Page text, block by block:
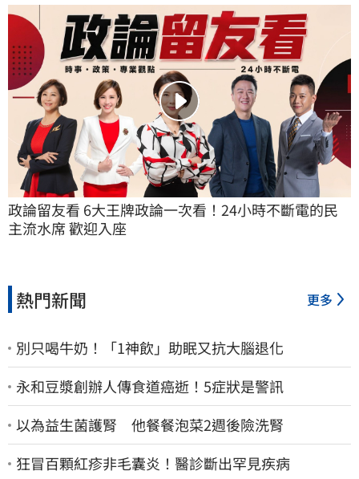
政論留友看 6大王牌政論一次看！24小時不斷電的民
主流水席 歡迎入座
熱門新聞 更多
別只喝牛奶！「1神飲」助眠又抗大腦退化
永和豆漿創辦人傳食道癌逝！5症狀是警訊
以為益生菌護腎 他餐餐泡菜2週後險洗腎
狂冒百顆紅疹非毛囊炎！醫診斷出罕見疾病